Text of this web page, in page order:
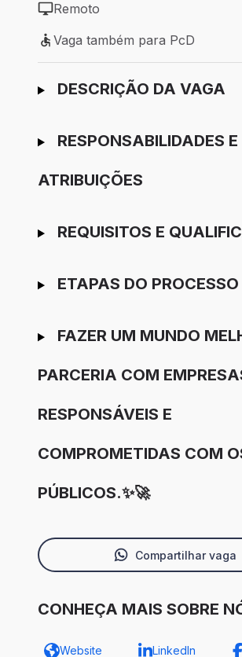
Modelo de trabalho: Remoto
Remoto
Vaga também para PcD
Vaga também para PcD
Ir para candidatura
DESCRIÇÃO DA VAGA
RESPONSABILIDADES E
ATRIBUIÇÕES
REQUISITOS E
ETAPAS DO PROCESSO
FAZER UM MUNDO
PARCERIA COM
RESPONSÁVEIS E
COMPROMETIDAS COM
PÚBLICOS.✨🚀
Compartilhar vaga
CONHEÇA MAIS SOBRE
Website LinkedIn